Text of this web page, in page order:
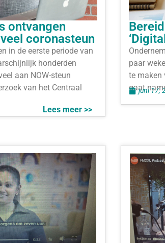
ontvangen
coronasteun
in de eerste periode van
honderden
aan NOW-steun
van het Centraal
Lees meer >>
paar
te maken
gaatjuni 17,